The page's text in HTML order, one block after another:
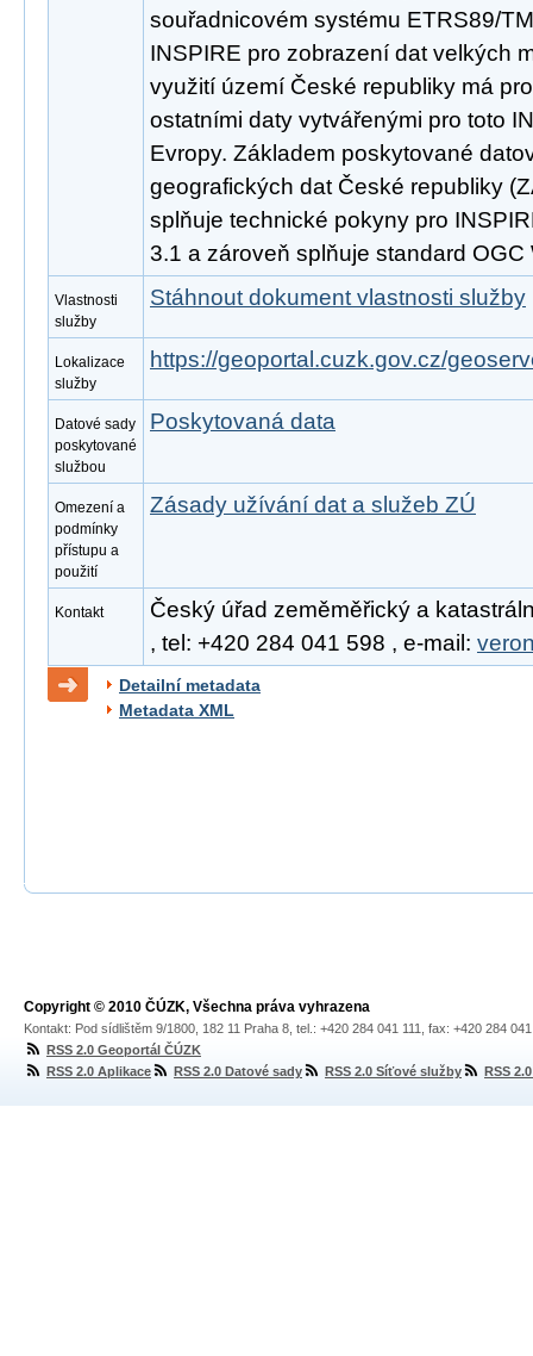
souřadnicovém systému ETRS89/
INSPIRE pro zobrazení dat velkých
využití území České republiky má
ostatními daty vytvářenými pro toto
Evropy. Základem poskytované
geografických dat České republiky
splňuje technické pokyny pro
3.1 a zároveň splňuje standard OGC
Vlastnosti
služby
Stáhnout dokument vlastnosti služby
Lokalizace
služby
https://geoportal.cuzk.gov.cz/
Datové sady
poskytované
službou
Poskytovaná data
Omezení a
podmínky
přístupu a
použití
Zásady užívání dat a služeb ZÚ
Kontakt
Český úřad zeměměřický a
, tel: +420 284 041 598 , e-mail:
Detailní metadata
Metadata XML
Copyright © 2010 ČÚZK, Všechna práva vyhrazena
Kontakt: Pod sídlištěm 9/1800, 182 11 Praha 8, tel.: +420 284 041 111, fax: +420 284
RSS 2.0 Geoportál ČÚZK
RSS 2.0 Aplikace
RSS 2.0 Datové sady RSS 2.0 Síťové služby RSS